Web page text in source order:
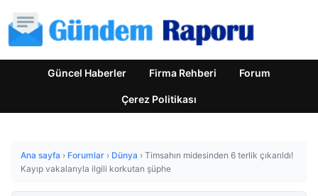
Güncel Haberler Firma Rehberi Forum
Çerez Politikası
Ana sayfa › Forumlar › Dünya › Timsahın midesinden 6 terlik çıkarıldı!
Kayıp vakalarıyla ilgili korkutan şüphe